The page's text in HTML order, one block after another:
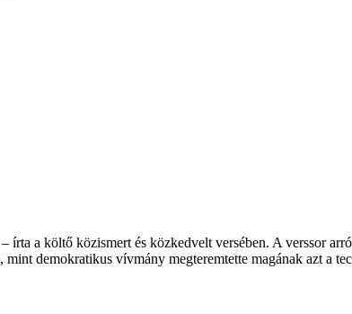
írta a költő közismert és közkedvelt versében. A verssor
demokratikus vívmány megteremtette magának azt a